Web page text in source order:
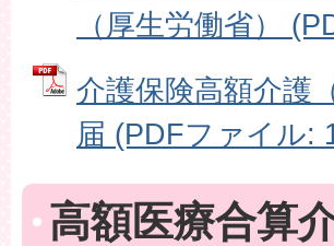
（厚生労働省）
介護保険高額介護
届 (PDFファイル:
高額医療合算